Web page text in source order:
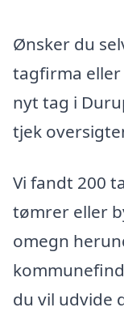
Ønsker du
tagfirma
nyt tag i
tjek
Vi fandt 200
tømrer eller
omegn
du vil udvide